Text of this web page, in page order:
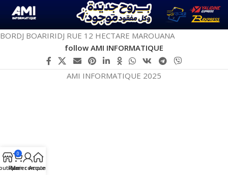
BORDJ BOARIRIDJ RUE 12 HECTARE MAROUANA
follow AMI INFORMATIQUE
AMI INFORMATIQUE 2025
0
Panier
Mon compte
Accueil